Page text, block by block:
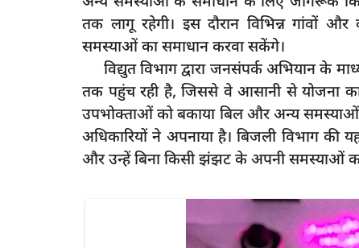
तक लागू रहेगी। इस दौरान विभिन्न गांवों
समस्याओं का समाधान करवा सकेंगे।
विद्युत विभाग द्वारा जनसंपर्क अभियान के
तक पहुंच रही है, जिससे वे आसानी से योजना
उपभोक्ताओं को बकाया बिल और अन्य समस्याओं
अधिकारियों ने अपनाया है। बिजली विभाग की
और उन्हें बिना किसी झंझट के अपनी समस्याओं
शिविर में हुआ हजारों
latest
591